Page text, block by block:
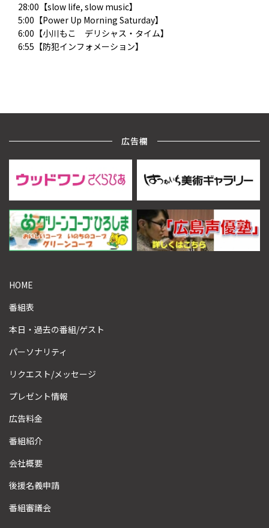
28:00【slow life, slow music】
5:00【Power Up Morning Saturday】
6:00【小川もこ デリシャス・タイム】
6:55【防犯インフォメーション】
広告欄
HOME
番組表
本日・過去の番組/ゲスト
パーソナリティ
リクエスト/メッセージ
プレゼント情報
広告料金
番組紹介
会社概要
後援名義申請
番組審議会